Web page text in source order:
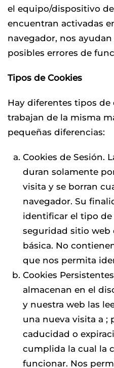
el equipo/dispositivo
encuentran activadas
navegador, nos
posibles errores de
Tipos de Cookies
Hay diferentes tipos de
trabajan de la misma
pequeñas diferencias:
Cookies de Sesión.
duran solamente
visita y se borran
navegador. Su
identificar el tipo
seguridad sitio web
básica. No
que nos permita
Cookies
almacenan en el
y nuestra web las
una nueva visita a ;
caducidad o
cumplida la cual la
funcionar. Nos